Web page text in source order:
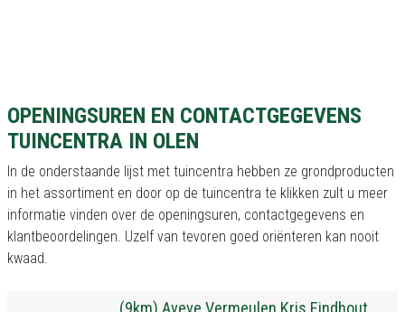
OPENINGSUREN EN CONTACTGEGEVENS
TUINCENTRA IN OLEN
In de onderstaande lijst met tuincentra hebben ze grondproducten
in het assortiment en door op de tuincentra te klikken zult u meer
informatie vinden over de openingsuren, contactgegevens en
klantbeoordelingen. Uzelf van tevoren goed oriënteren kan nooit
kwaad.
(9km) Aveve Vermeulen Kris Eindhout